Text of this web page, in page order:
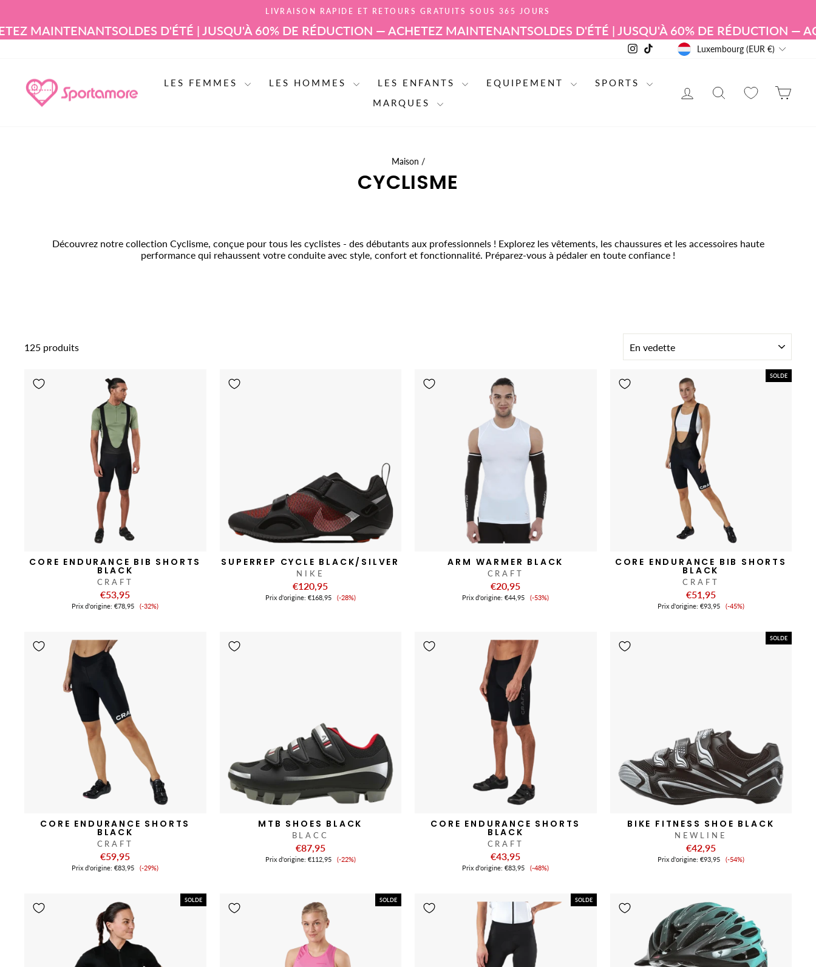
contenu
Mettre
le
LIVRAISON RAPIDE ET RETOURS GRATUITS SOUS 365 JOURS
SOLDES D'ÉTÉ | JUSQU'À 60% DE RÉDUCTION — ACHETEZ MAINTENANTSOLDES D'ÉTÉ | JUSQU'À 60% DE RÉDUCTION — ACHETEZ
Instagram
TikTok DEVISE
Luxembourg (EUR €)
LES FEMMES LES HOMMES LES ENFANTS EQUIPEMENT
SPORTS
MARQUES
SE CONNECTER
RECHERCHE
Maison /
CYCLISME
Découvrez notre collection Cyclisme, conçue pour tous les cyclistes - des débutants aux professionnels ! Explorez les vêtements, les chaussures et les accessoires haute
performance qui rehaussent votre conduite avec style, confort et fonctionnalité. Préparez-vous à pédaler en toute confiance !
125 produits
TRIER
CORE ENDURANCE BIB SHORTS
BLACK
CRAFT
€53,95
Prix ​​d'origine:€78,95
Prix
(-32%)
SUPERREP CYCLE BLACK/SILVER
NIKE
€120,95
Prix ​​d'origine: €168,95
Prix
(-28%)
ARM WARMER BLACK
CRAFT
€20,95
Prix ​​d'origine:€44,95
Prix
(-53%)
SOLDE
CORE ENDURANCE BIB SHORTS
BLACK
CRAFT
€51,95
Prix ​​d'origine: €93,95
Prix
(-45%)
CORE ENDURANCE SHORTS
BLACK
CRAFT
€59,95
Prix ​​d'origine:€83,95
Prix
(-29%)
MTB SHOES BLACK
BLACC
€87,95
Prix ​​d'origine: €112,95
Prix
(-22%)
CORE ENDURANCE SHORTS
BLACK
CRAFT
€43,95
Prix ​​d'origine:€83,95
Prix
(-48%)
SOLDE
BIKE FITNESS SHOE BLACK
NEWLINE
€42,95
Prix ​​d'origine: €93,95
Prix
(-54%)
SOLDE SOLDE SOLDE